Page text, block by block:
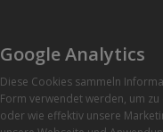
Google Analytics
Diese Cookies sammeln
Form verwendet werden, um
oder wie effektiv unsere